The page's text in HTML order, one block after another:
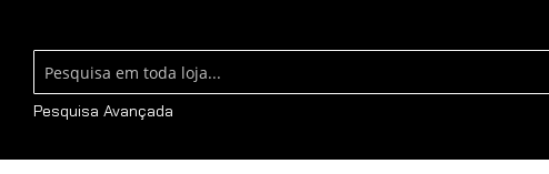
Pesquisa
Pesquisa Avançada